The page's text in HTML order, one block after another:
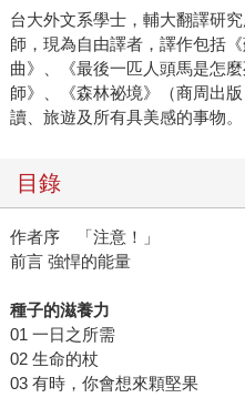
台大外文系學士，輔大翻譯研
師，現為自由譯者，譯作包括
曲》、《最後一匹人頭馬是怎
師》、《森林祕境》（商周出
讀、旅遊及所有具美感的事物。
目錄
作者序 「注意！」
前言 強悍的能量
種子的滋養力
01 一日之所需
02 生命的杖
03 有時，你會想來顆堅果